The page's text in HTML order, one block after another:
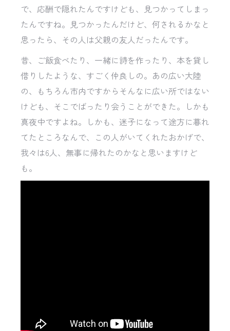
で、応酬で隠れたんですけども、見つかってしまっ
たんですね。見つかったんだけど、何されるかなと
思ったら、その人は父親の友人だったんです。
昔、ご飯食べたり、一緒に詩を作ったり、本を貸し
借りしたような、すごく仲良しの。あの広い大陸
の、もちろん市内ですからそんなに広い所ではない
けども、そこでばったり会うことができた。しかも
真夜中ですよね。しかも、迷子になって途方に暮れ
てたところなんで、この人がいてくれたおかげで、
我々は6人、無事に帰れたのかなと思いますけど
も。